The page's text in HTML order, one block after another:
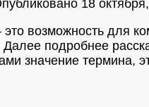
18
возможность для
подробнее
значение термина,